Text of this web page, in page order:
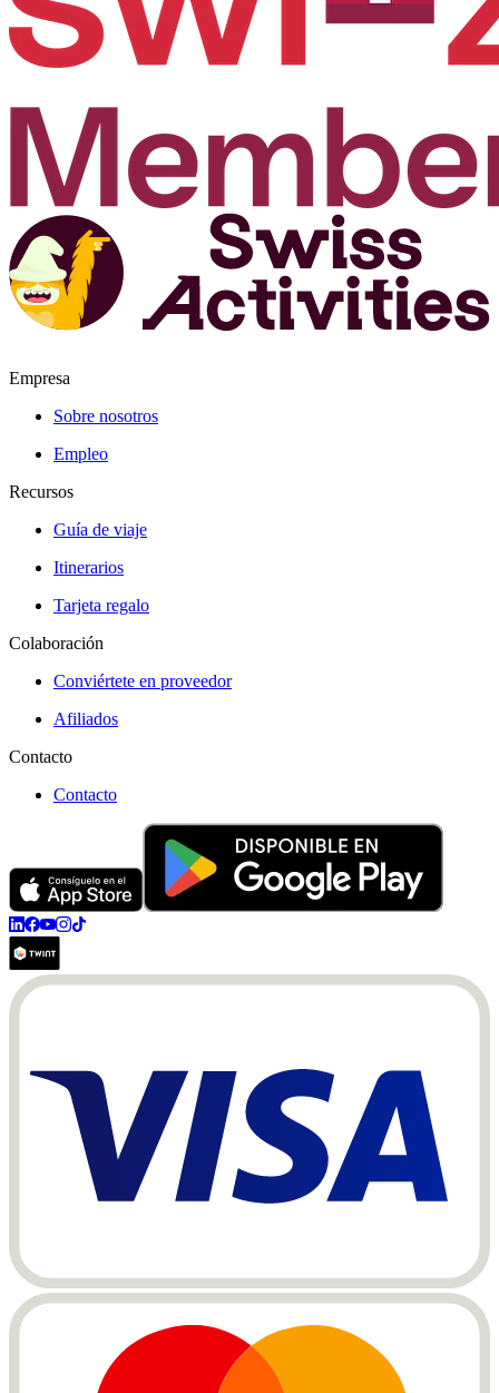
Empresa
Sobre nosotros
Empleo
Recursos
Guía de viaje
Itinerarios
Tarjeta regalo
Colaboración
Conviértete en proveedor
Afiliados
Contacto
Contacto